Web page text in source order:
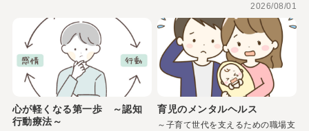
2026/08/01
心が軽くなる第一歩 ～認知
行動療法～
育児のメンタルヘルス
～子育て世代を支えるための職場支